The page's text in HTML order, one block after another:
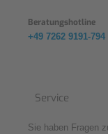
Beratungshotline
+49 7262 9191-794
Service
Sie haben Fragen